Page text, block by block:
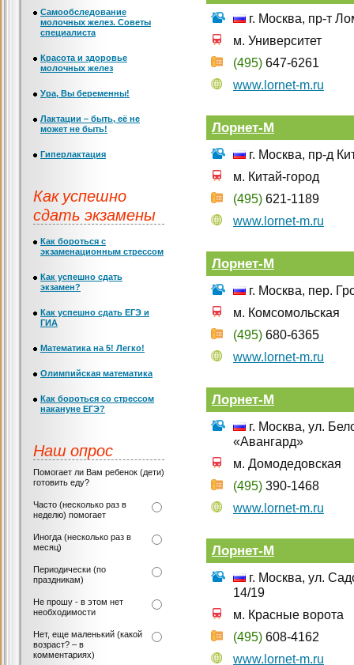
г. Москва, пр-т
м. Университет
(495) 647-6261
www.lornet-m.ru
Лорнет-М
г. Москва, пр-д
м. Китай-город
(495) 621-1189
www.lornet-m.ru
Лорнет-М
г. Москва, пер.
м. Комсомольская
(495) 680-6365
www.lornet-m.ru
Лорнет-М
г. Москва, ул.
«Авангард»
м. Домодедовская
(495) 390-1468
www.lornet-m.ru
Лорнет-М
г. Москва, ул.
14/19
м. Красные ворота
(495) 608-4162
www.lornet-m.ru
Самообследование
молочных желез. Советы
специалиста
Красота и здоровье
молочных желез
Ура, Вы беременны!
Лактации – быть, её не
может не быть!
Гиперлактация
Как успешно
сдать экзамены
Как бороться с
экзаменационным стрессом
Как успешно сдать
экзамен?
Как успешно сдать ЕГЭ и
ГИА
Математика на 5! Легко!
Олимпийская математика
Как бороться со стрессом
накануне ЕГЭ?
Наш опрос
Помогает ли Вам ребенок (дети)
готовить еду?
Часто (несколько раз в
неделю) помогает
Иногда (несколько раз в
месяц)
Периодически (по
праздникам)
Не прошу - в этом нет
необходимости
Нет, еще маленький (какой
возраст? – в
комментариях)